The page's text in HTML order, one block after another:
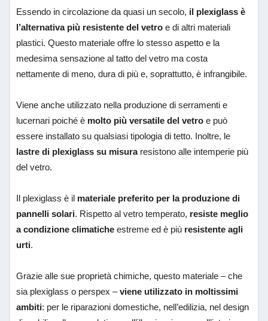
Essendo in circolazione da quasi un secolo, il plexiglass è
l’alternativa più resistente del vetroe di altri materiali
plastici. Questo materiale offre lo stesso aspetto e la
medesima sensazione al tatto del vetro ma costa
nettamente di meno, dura di più e, soprattutto, è infrangibile.
Viene anche utilizzato nella produzione di serramenti e
lucernari poiché è molto più versatile del vetro e può
essere installato su qualsiasi tipologia di tetto. Inoltre, le
lastre di plexiglass su misura resistono alle intemperie più
del vetro.
Il plexiglass è il materiale preferito per la produzione di
pannelli solari. Rispetto al vetro temperato, resiste meglio
a condizione climatiche estreme ed è più resistente agli
urti.
Grazie alle sue proprietà chimiche, questo materiale – che
sia plexiglass o perspex –viene utilizzato in moltissimi
ambiti: per le riparazioni domestiche, nell’edilizia, nel design